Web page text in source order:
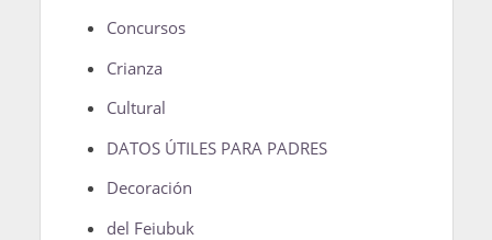
Concursos
Crianza
Cultural
DATOS ÚTILES PARA PADRES
Decoración
del Feiubuk